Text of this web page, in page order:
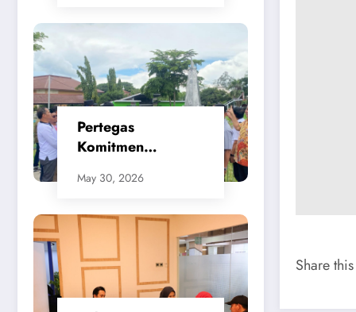
Praktis dan
Berikan Rasa
Aman
Pertegas
Komitmen
SMSI Apresiasi
Walikota Cilegon
May 30, 2026
Share